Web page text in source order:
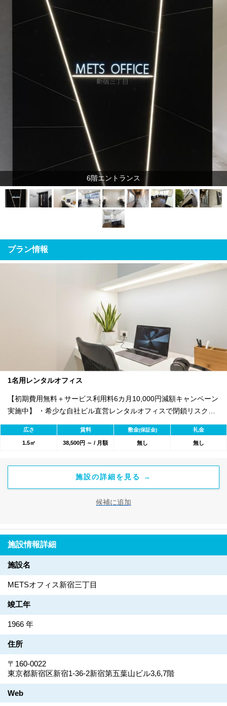
6階エントランス
プラン情報
1名用レンタルオフィス
【初期費用無料＋サービス利用料6カ月10,000円減額キャンペーン
実施中】 ・希少な自社ビル直営レンタルオフィスで閉鎖リスクな
く安心して利用可能！ ・古物商や有料職業紹介などの各種許認可
開設実績多数！ ・完全個室/高速インターネット/登記OK/ウォータ
ーサーバー
広さ 賃料 敷金(保証金) 礼金
1.5㎡ 38,500円 ～ / 月額 無し 無し
施設の詳細を見る →
候補に追加
施設情報詳細
施設名
METSオフィス新宿三丁目
竣工年
1966 年
住所
〒160-0022
東京都新宿区新宿1-36-2新宿第五葉山ビル3,6,7階
Web